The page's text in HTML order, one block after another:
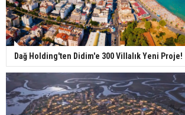
Dağ Holding'ten Didim'e 300 Villalık Yeni Proje!